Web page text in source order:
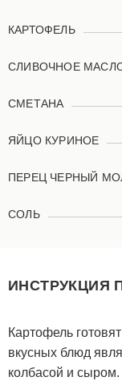
КАРТОФЕЛЬ
СЛИВОЧНОЕ
СМЕТАНА
ЯЙЦО КУРИНОЕ
ПЕРЕЦ ЧЕРНЫЙ
СОЛЬ
ИНСТРУКЦИЯ
Картофель
вкусных блюд
колбасой и